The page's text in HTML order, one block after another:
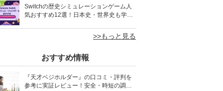
Switchの歴史シミュレーションゲーム人
気おすすめ12選！日本史・世界史も学べ
>>もっと見る
おすすめ情報
『天才ベジホルダー』の口コミ・評判を
参考に実証レビュー！安全・時短の調理